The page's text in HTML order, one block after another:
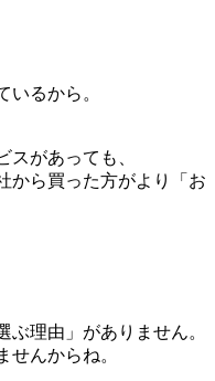
いるから。
スがあっても、
から買った方がより「お
理由」がありません。
せんからね。